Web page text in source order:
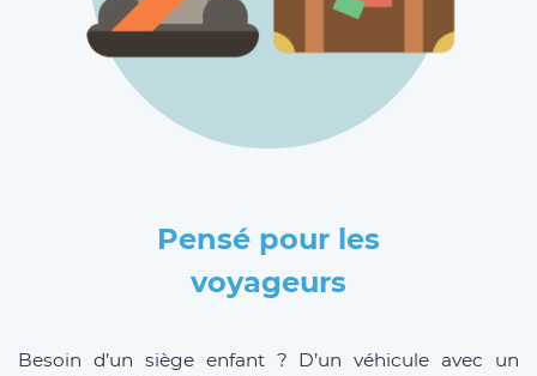
Pensé pour les
voyageurs
Besoin d’un siège enfant ? D’un véhicule avec un